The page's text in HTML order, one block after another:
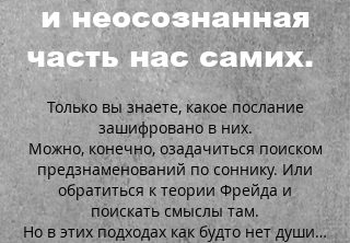
и неосознанная
часть нас самих.
Только вы знаете, какое послание
зашифровано в них.
Можно, конечно, озадачиться поиском
предзнаменований по соннику. Или
обратиться к теории Фрейда и
поискать смыслы там.
Но в этих подходах как будто нет души…